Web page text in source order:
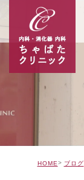
HOME ブログ